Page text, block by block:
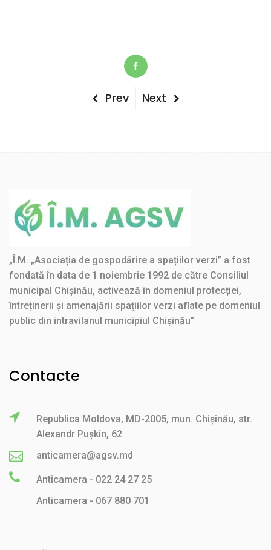
Previous
Prev
Next
Next
„Î.M. „Asociația de gospodărire a spațiilor verzi” a fost
fondată în data de 1 noiembrie 1992 de către Consiliul
municipal Chișinău, activează în domeniul protecției,
întreținerii și amenajării spațiilor verzi aflate pe domeniul
public din intravilanul municipiul Chișinău”
Contacte
Republica Moldova, MD-2005, mun. Chișinău, str.
Alexandr Pușkin, 62
anticamera@agsv.md
Anticamera - 022 24 27 25
Anticamera - 067 880 701